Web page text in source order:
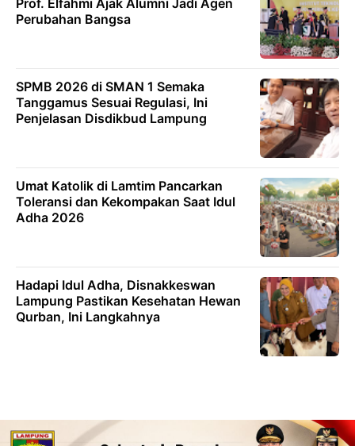
Perubahan Bangsa
SPMB 2026 di SMAN 1 Semaka
Tanggamus Sesuai Regulasi, Ini
Penjelasan Disdikbud Lampung
Umat Katolik di Lamtim Pancarkan
Toleransi dan Kekompakan Saat Idul
Adha 2026
Hadapi Idul Adha, Disnakkeswan
Lampung Pastikan Kesehatan Hewan
Qurban, Ini Langkahnya